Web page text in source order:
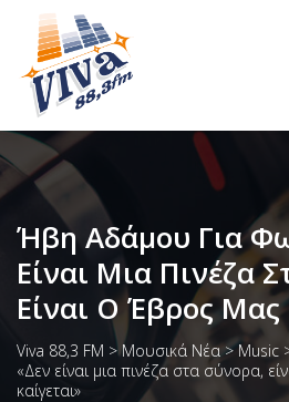
Ήβη Αδάμου Για
Είναι Μια Πινέζα
Είναι Ο Έβρος Μας
Viva 88,3 FM >Μουσικά Νέα>Music
«Δεν είναι μια πινέζα στα σύνορα,
καίγεται»